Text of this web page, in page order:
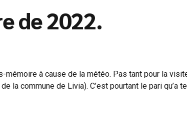
de 2022.
à cause de la météo. Pas tant pour la
la commune de Livia). C’est pourtant le pari qu’a